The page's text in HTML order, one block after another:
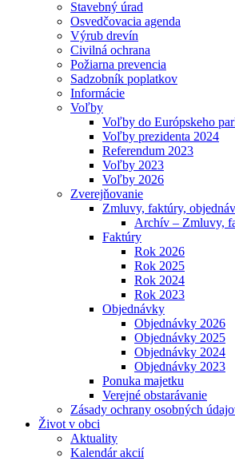
Stavebný úrad
Osvedčovacia agenda
Výrub drevín
Civilná ochrana
Požiarna prevencia
Sadzobník poplatkov
Informácie
Voľby
Voľby do Európskeho
Voľby prezidenta 2024
Referendum 2023
Voľby 2023
Voľby 2026
Zverejňovanie
Zmluvy, faktúry,
Archív – Zmluvy,
Faktúry
Rok 2026
Rok 2025
Rok 2024
Rok 2023
Objednávky
Objednávky 2026
Objednávky 2025
Objednávky 2024
Objednávky 2023
Ponuka majetku
Verejné obstarávanie
Zásady ochrany osobných
Život v obci
Aktuality
Kalendár akcií